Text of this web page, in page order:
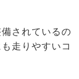
されているの
走りやすいコ